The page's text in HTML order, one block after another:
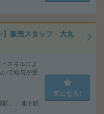
】販売スタッフ 大丸
スキルによ
で給与が受
」、地下鉄
気になる!